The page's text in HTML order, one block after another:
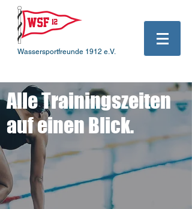
Wassersportfreunde 1912 e.V.
Alle Trainingszeiten
auf einen Blick.